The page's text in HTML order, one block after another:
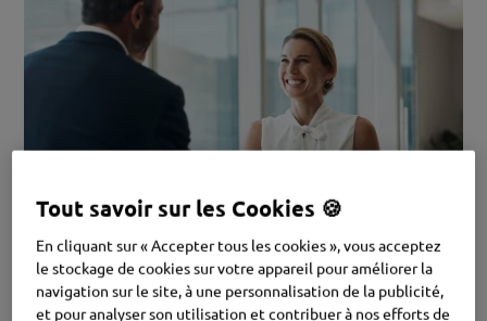
Tout savoir sur les Cookies 🍪
En cliquant sur « Accepter tous les cookies », vous acceptez
le stockage de cookies sur votre appareil pour améliorer la
navigation sur le site, à une personnalisation de la publicité,
et pour analyser son utilisation et contribuer à nos efforts de